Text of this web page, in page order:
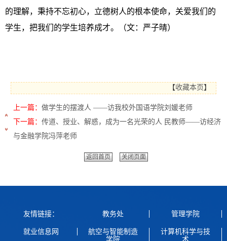
的理解，秉持不忘初心，立德树人的根本使命，关爱我们的
学生，把我们的学生培养成才。（文：严子晴）
【收藏本页 】
上一篇： 做学生的摆渡人 ——访我校外国语学院刘媛老师
下一篇： 传道、授业、解惑，成为一名光荣的人 民教师——访经济
与金融学院冯萍老师
返回首页 关闭页面
友情链接： 教务处 管理学院
就业信息网
航空与智能制造
学院
计算机科学与技
术